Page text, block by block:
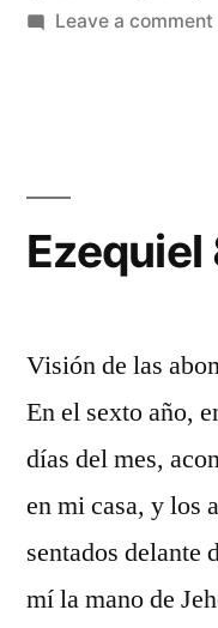
by
Leave a comment
Ezequiel
Visión de las
En el sexto año,
días del mes,
en mi casa, y los
sentados delante
mí la mano de